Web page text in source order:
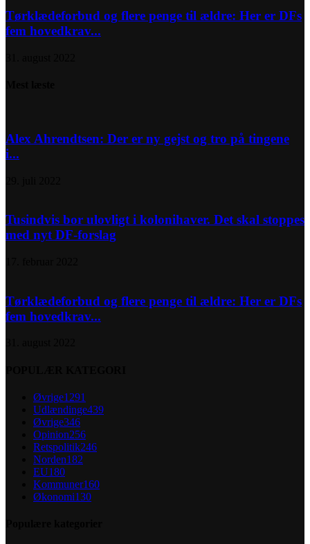
Tørklædeforbud og flere penge til ældre: Her er DFs
fem hovedkrav...
Alex Ahrendtsen: Der er ny gejst og tro på tingene
i...
Tusindvis bor ulovligt i kolonihaver. Det skal stoppes
med nyt DF-forslag
Tørklædeforbud og flere penge til ældre: Her er DFs
fem hovedkrav...
Øvrige1291
Udlændinge439
Øvrige346
Opinion256
Retspolitik246
Norden182
EU180
Kommuner160
Økonomi130